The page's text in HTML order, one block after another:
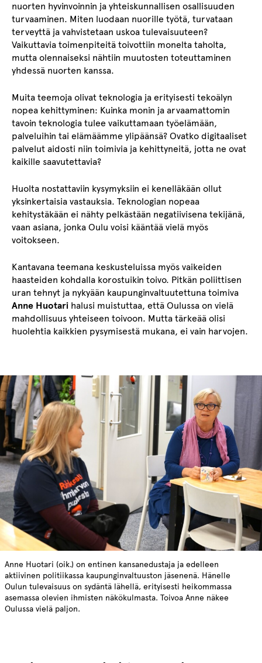
nuorten hyvinvoinnin ja yhteiskunnallisen osallisuuden
turvaaminen. Miten luodaan nuorille työtä, turvataan
terveyttä ja vahvistetaan uskoa tulevaisuuteen?
Vaikuttavia toimenpiteitä toivottiin monelta taholta,
mutta olennaiseksi nähtiin muutosten toteuttaminen
yhdessä nuorten kanssa.
Muita teemoja olivat teknologia ja erityisesti tekoälyn
nopea kehittyminen: Kuinka monin ja arvaamattomin
tavoin teknologia tulee vaikuttamaan työelämään,
palveluihin tai elämäämme ylipäänsä? Ovatko digitaaliset
palvelut aidosti niin toimivia ja kehittyneitä, jotta ne ovat
kaikille saavutettavia?
Huolta nostattaviin kysymyksiin ei kenelläkään ollut
yksinkertaisia vastauksia. Teknologian nopeaa
kehitystäkään ei nähty pelkästään negatiivisena tekijänä,
vaan asiana, jonka Oulu voisi kääntää vielä myös
voitokseen.
Kantavana teemana keskusteluissa myös vaikeiden
haasteiden kohdalla korostuikin toivo. Pitkän poliittisen
uran tehnyt ja nykyään kaupunginvaltuutettuna toimiva
Anne Huotari halusi muistuttaa, että Oulussa on vielä
mahdollisuus yhteiseen toivoon. Mutta tärkeää olisi
huolehtia kaikkien pysymisestä mukana, ei vain harvojen.
Anne Huotari (oik.) on entinen kansanedustaja ja edelleen
aktiivinen politiikassa kaupunginvaltuuston jäsenenä. Hänelle
Oulun tulevaisuus on sydäntä lähellä, erityisesti heikommassa
asemassa olevien ihmisten näkökulmasta. Toivoa Anne näkee
Oulussa vielä paljon.